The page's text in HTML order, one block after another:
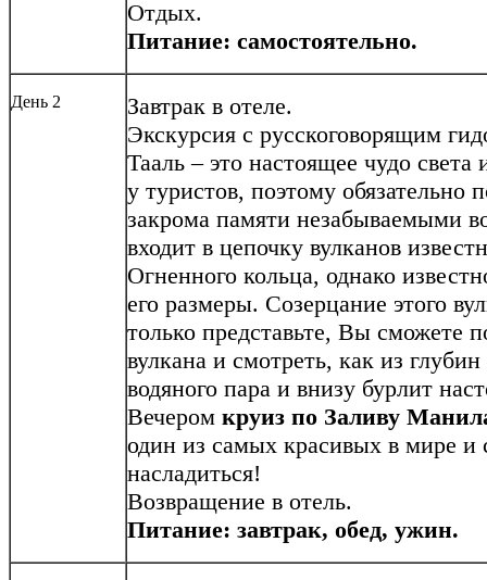
Отдых.
Питание: самостоятельно.
День 2
Завтрак в отеле.
Экскурсия с русскоговорящим
Тааль – это настоящее чудо
у туристов, поэтому обязательно
закрома памяти незабываемыми
входит в цепочку вулканов
Огненного кольца, однако
его размеры. Созерцание этого
только представьте, Вы сможете
вулкана и смотреть, как из
водяного пара и внизу бурлит
Вечером круиз по Заливу
один из самых красивых в мире и
насладиться!
Возвращение в отель.
Питание: завтрак, обед, ужин.